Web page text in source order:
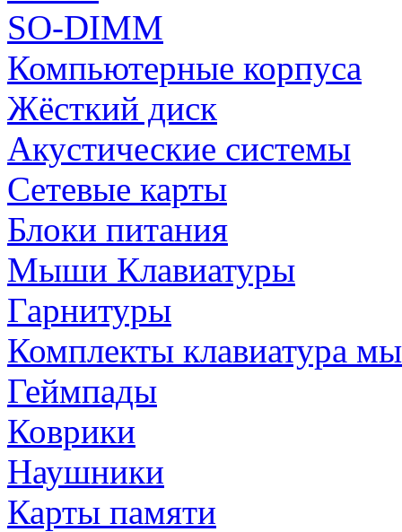
SO-DIMM
Компьютерные корпуса
Жёсткий диск
Акустические системы
Сетевые карты
Блоки питания
Мыши Клавиатуры
Гарнитуры
Комплекты клавиатура
Геймпады
Коврики
Наушники
Карты памяти